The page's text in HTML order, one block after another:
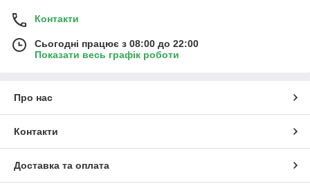
Контакти
Сьогодні працює з 08:00 до 22:00
Показати весь графік роботи
Про нас
Контакти
Доставка та оплата